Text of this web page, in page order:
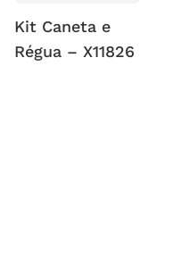
Kit Caneta e
Régua – X11826